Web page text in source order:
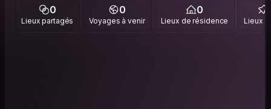
0
Lieux partagés
0
Voyages à venir
0
Lieux de résidence Lieux